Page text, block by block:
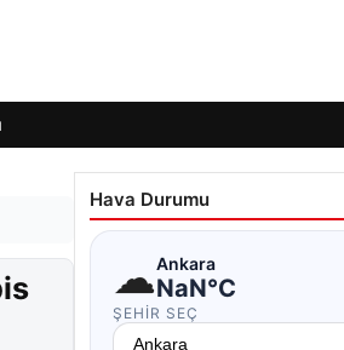
Hava Durumu
☁Ankara
NaN°C
ŞEHIR SEÇ